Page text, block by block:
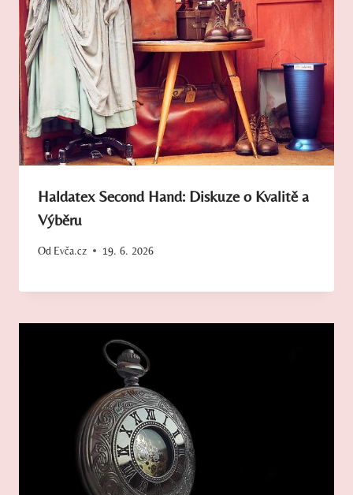
Haldatex Second Hand: Diskuze o Kvalitě a
Výběru
Od Evča.cz 19. 6. 2026